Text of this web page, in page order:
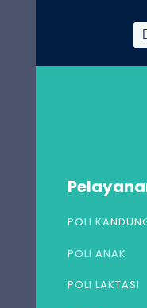
POLI
POLI ANAK
POLI LAKTASI